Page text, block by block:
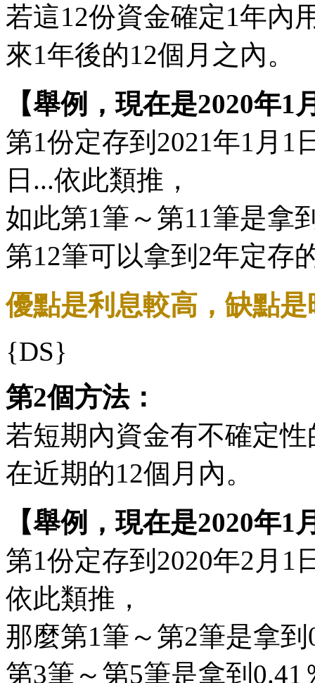
若這12份資金確定1年內
來1年後的12個月之內。
【舉例，現在是2020年1
第1份定存到2021年1月1
日...依此類推，
如此第1筆～第11筆是拿
第12筆可以拿到2年定存
優點是利息較高，缺點
{DS}
第2個方法：
若短期內資金有不確定
在近期的12個月內。
【舉例，現在是2020年1
第1份定存到2020年2月1
依此類推，
那麼第1筆～第2筆是拿
第3筆～第5筆是拿到0.41